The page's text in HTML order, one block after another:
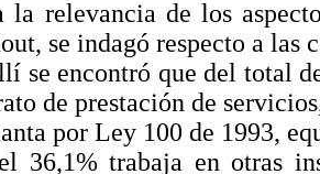
la relevancia de los
se indagó respecto a las
se encontró que del total
de prestación de
por Ley 100 de 1993,
36,1% trabaja en otras